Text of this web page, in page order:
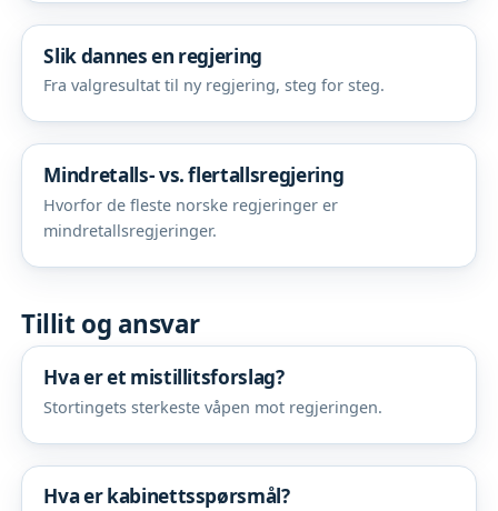
Slik dannes en regjering
Fra valgresultat til ny regjering, steg for steg.
Mindretalls- vs. flertallsregjering
Hvorfor de fleste norske regjeringer er
mindretallsregjeringer.
Tillit og ansvar
Hva er et mistillitsforslag?
Stortingets sterkeste våpen mot regjeringen.
Hva er kabinettsspørsmål?